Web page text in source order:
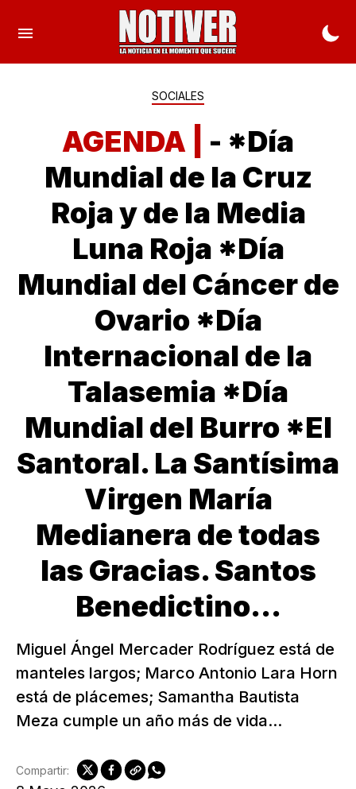
SOCIALES
AGENDA | - *Día
Mundial de la Cruz
Roja y de la Media
Luna Roja *Día
Mundial del Cáncer de
Ovario *Día
Internacional de la
Talasemia *Día
Mundial del Burro *El
Santoral. La Santísima
Virgen María
Medianera de todas
las Gracias. Santos
Benedictino...
Miguel Ángel Mercader Rodríguez está de
manteles largos; Marco Antonio Lara Horn
está de plácemes; Samantha Bautista
Meza cumple un año más de vida...
Compartir: